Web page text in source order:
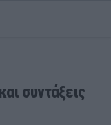
συντάξεις